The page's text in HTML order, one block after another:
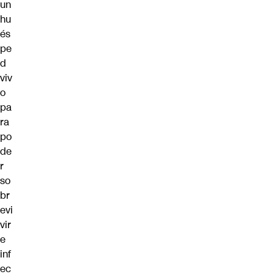
un
hu
és
pe
d
viv
o
pa
ra
po
de
r
so
br
evi
vir
e
inf
ec